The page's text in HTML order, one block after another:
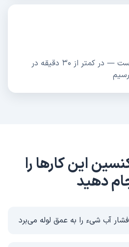
در این موارد زمان طلاست — در کمتر از ۳۰ دقیقه در
این کارها را
دهید
آب شیء را به عمق لوله می‌برد